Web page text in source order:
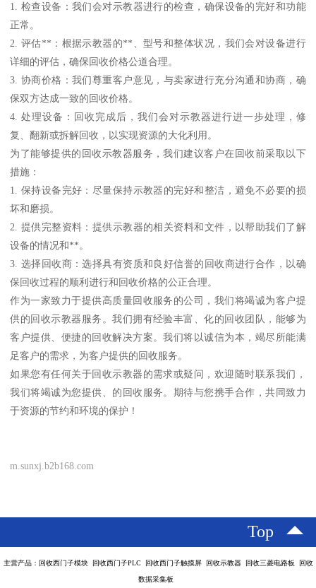
1. 检查设备：我们会对示教器进行的检查，确保设备的完好和功能
正常。
2. 评估**：根据示教器的**、型号和整体状况，我们会对设备进行
详细的评估，确保回收价格公道合理。
3. 协商价格：我们尊重客户意见，与卖家进行充分沟通和协商，确
保双方达成一致的回收价格。
4. 处理设备：回收完成后，我们会对示教器进行进一步处理，修
复、翻新或拆解回收，以实现资源的大化利用。
为了能够提供的回收示教器服务，我们建议客户在回收前采取以下
措施：
1. 保持设备完好：尽量保持示教器的完好和整洁，避免不必要的损
坏和磨损。
2. 提供完整资料：提供示教器的相关资料和文件，以帮助我们了解
设备的情况和**。
3. 选择回收商：选择具有资质和良好信誉的回收商进行合作，以确
保回收过程的顺利进行和回收价格的公正合理。
作为一家致力于提供高质量回收服务的公司，我们将竭诚为客户提
供的回收示教器服务。我们拥有经验丰富、化的回收团队，能够为
客户提供、便捷的回收解决方案。我们将以诚信为本，竭尽所能满
足客户的需求，为客户提供的回收服务。
如果您有任何关于回收示教器的需求或疑问，欢迎随时联系我们，
我们将竭诚为您提供、的回收服务。期待与您携手合作，共同致力
于资源的节约和环境的保护！
m.sunxj.b2b168.com
Top
主营产品：回收西门子模块 回收西门子PLC 回收西门子触摸屏 回收示教器 回收三菱电路板 回收
数据采集板